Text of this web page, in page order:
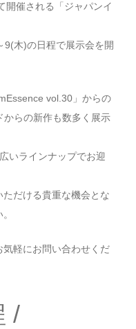
開催される「ジャパンイ
木)の日程で展示会を開
vol.30」からの
らの新作も数多く展示
いラインナップでお迎
だける貴重な機会とな
軽にお問い合わせくだ
/